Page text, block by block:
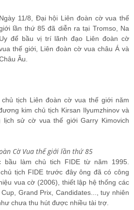
Ngày 11/8, Đại hội Liên đoàn cờ vua thế
lần thứ 85 đã diễn ra tại Tromso, Na
Uy để bầu vị trí lãnh đạo Liên đoàn cờ
thế giới, Liên đoàn cờ vua châu Á và
Âu.
tịch Liên đoàn cờ vua thế giới năm
kim chủ tịch Kirsan Ilyumzhinov và
lịch sử cờ vua thế giới Garry Kimovich
Cờ Vua thế giới lần thứ 85
bầu làm chủ tich FIDE từ năm 1995.
tịch FIDE trước đây ông đã có công
vua cờ (2006), thiết lập hệ thống các
Grand Prix, Candidates..., tuy nhiên
chưa thu hút được nhiều tài trợ.